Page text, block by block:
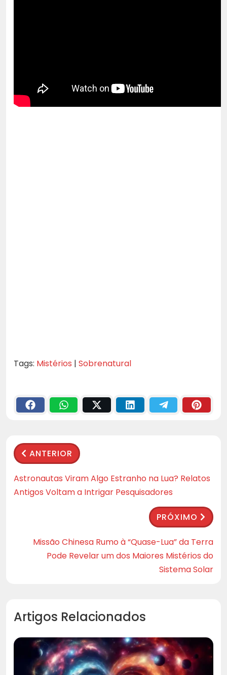
Tags: Mistérios | Sobrenatural
ANTERIOR
Astronautas Viram Algo Estranho na Lua? Relatos
Antigos Voltam a Intrigar Pesquisadores
PRÓXIMO
Missão Chinesa Rumo à “Quase-Lua” da Terra
Pode Revelar um dos Maiores Mistérios do
Sistema Solar
Artigos Relacionados